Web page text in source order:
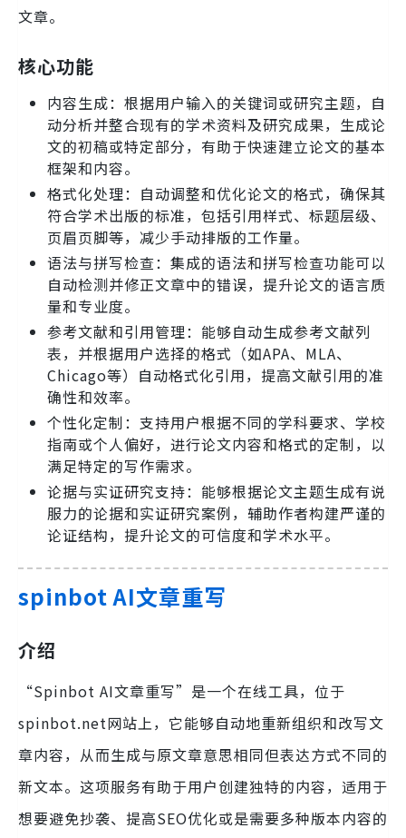
文章。
核心功能
内容生成：根据用户输入的关键词或研究主题，自
动分析并整合现有的学术资料及研究成果，生成论
文的初稿或特定部分，有助于快速建立论文的基本
框架和内容。
格式化处理：自动调整和优化论文的格式，确保其
符合学术出版的标准，包括引用样式、标题层级、
页眉页脚等，减少手动排版的工作量。
语法与拼写检查：集成的语法和拼写检查功能可以
自动检测并修正文章中的错误，提升论文的语言质
量和专业度。
参考文献和引用管理：能够自动生成参考文献列
表，并根据用户选择的格式（如APA、MLA、
Chicago等）自动格式化引用，提高文献引用的准
确性和效率。
个性化定制：支持用户根据不同的学科要求、学校
指南或个人偏好，进行论文内容和格式的定制，以
满足特定的写作需求。
论据与实证研究支持：能够根据论文主题生成有说
服力的论据和实证研究案例，辅助作者构建严谨的
论证结构，提升论文的可信度和学术水平。
spinbot AI文章重写
介绍
“Spinbot AI文章重写”是一个在线工具，位于
spinbot.net网站上，它能够自动地重新组织和改写文
章内容，从而生成与原文章意思相同但表达方式不同的
新文本。这项服务有助于用户创建独特的内容，适用于
想要避免抄袭、提高SEO优化或是需要多种版本内容的